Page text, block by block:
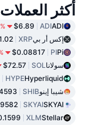
أكثر
ADI
ADI
$6.89
إكس أر بيXRP
Pi
PI
$0.08817
سولانا SOL
$72.57
Hyperliquid
HYPE
شيبا إينوSHIB
SKYAI
SKYAI
Stellar
XLM